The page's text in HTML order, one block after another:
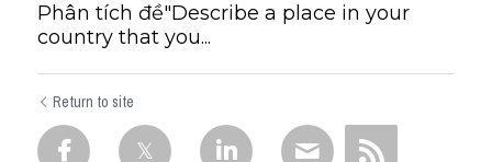
Phân tích đề"Describe a place in your
country that you...
Return to site